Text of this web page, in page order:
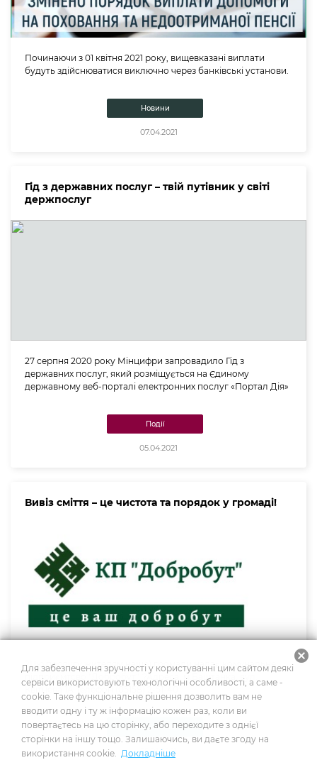
Починаючи з 01 квітня 2021 року, вищевказані виплати
будуть здійснюватися виключно через банківські установи.
Новини
07.04.2021
Гід з державних послуг – твій путівник у світі
держпослуг
27 серпня 2020 року Мінцифри запровадило Гід з
державних послуг, який розміщується на Єдиному
державному веб-порталі електронних послуг «Портал Дія»
Події
05.04.2021
Вивіз сміття – це чистота та порядок у громаді!
?Цю послугу жителям нашої громади надає комунальне
підприємтсво "Добробут". ?Адреса: м.Баштанка, вул.
Квітнева 1А Телефон (05158) 2-51-40
Актуально
25.03.2021
Для забезпечення зручності у користуванні цим сайтом деякі
сервіси використовують технологічні особливості, а саме -
cookie. Таке функціональне рішення дозволить вам не
вводити одну і ту ж інформацію кожен раз, коли ви
повертаєтесь на цю сторінку, або переходите з однієї
сторінки на іншу тощо. Залишаючись, ви даєте згоду на
використання cookie. Докладніше
cancel